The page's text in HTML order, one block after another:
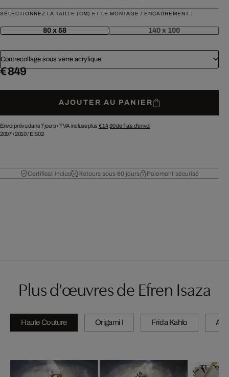
SÉLECTIONNEZ LA TAILLE (CM) ET LE MONTAGE / ENCADREMENT :
80 x 58 140 x 100
Contrecollage sous verre acrylique
€ 849
AJOUTER AU PANIER
Envoi prévu dans 7 jours /TVA incluse plus € 14,90de frais d'envoi
2007/2010/ EIS02
Certificat inclus Retours sous 60 jours Paiement sécurisé
Plus d'œuvres de Efren Isaza
Haute Couture Origami I Frida Kahlo A